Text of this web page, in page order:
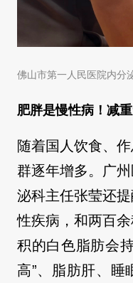
佛山市第一人民医院内分
肥胖是慢性病！减
随着国人饮食、
群逐年增多。广
泌科主任张莹还
性疾病，和两百
积的白色脂肪会
高”、脂肪肝、睡